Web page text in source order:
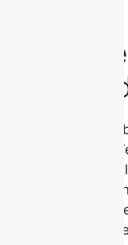
3.
und
Ein weiteres
von HGH ist die
der Ausdauer.
während des
länger